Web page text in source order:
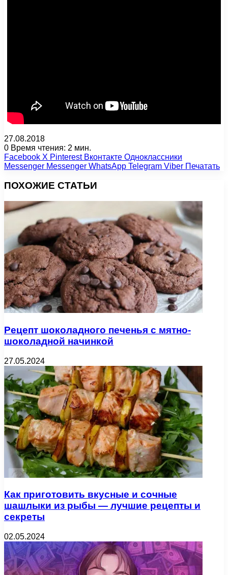
27.08.2018
0 Время чтения: 2 мин.
Facebook X Pinterest Вконтакте Одноклассники
Messenger Messenger WhatsApp Telegram Viber Печатать
ПОХОЖИЕ СТАТЬИ
Рецепт шоколадного печенья с мятно-
шоколадной начинкой
27.05.2024
Как приготовить вкусные и сочные
шашлыки из рыбы — лучшие рецепты и
секреты
02.05.2024